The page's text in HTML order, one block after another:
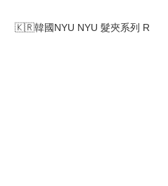
🇰🇷韓國NYU NYU 髮夾系列 R